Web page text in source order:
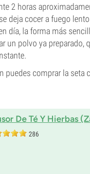
2 horas
deja cocer a fuego
día, la forma más
un polvo ya preparado,
puedes comprar la seta
De Té Y Hierbas
286